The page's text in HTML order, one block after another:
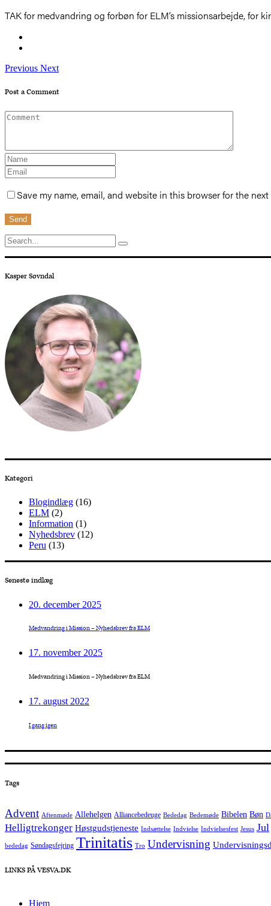
TAK for medvandring og forbøn for ELM’s missionsarbejde, for
Previous Next
Post a Comment
Save my name, email, and website in this browser for the
Send
Search
for:
Kasper Søvndal
Kategori
Blogindlæg (16)
ELM (2)
Information (1)
Nyhedsbrev (12)
Peru (13)
Seneste indlæg
20. december 2025
Medvandring i Mission – Nyhedsbrev fra ELM
17. november 2025
Medvandring i Mission – Nyhedsbrev fra ELM
17. august 2022
I gang igen
Tags
Advent Aftenmøde Allehelgen Alliancebedeuge Bededag Bedemøde Bibelen Bøn
Helligtrekonger Høstgudstjeneste Indsættelse Indvielse Indvielsesfest Jesus Jul
bededag Søndagsfejring Trinitatis Tro Undervisning
LINKS PÅ VESVA.DK
Hjem